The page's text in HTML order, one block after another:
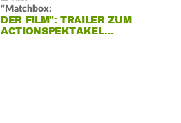
"Matchbox:
DER FILM": TRAILER ZUM
ACTIONSPEKTAKEL…